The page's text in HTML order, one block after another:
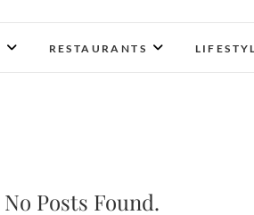
RESTAURANTS
No Posts Found.